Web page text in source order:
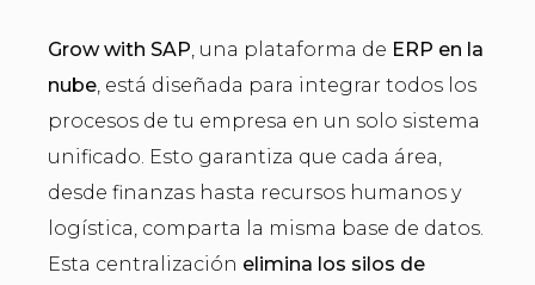
Grow with SAP, una plataforma de ERP en la
nube, está diseñada para integrar todos los
procesos de tu empresa en un solo sistema
unificado. Esto garantiza que cada área,
desde finanzas hasta recursos humanos y
logística, comparta la misma base de datos.
Esta centralización elimina los silos de